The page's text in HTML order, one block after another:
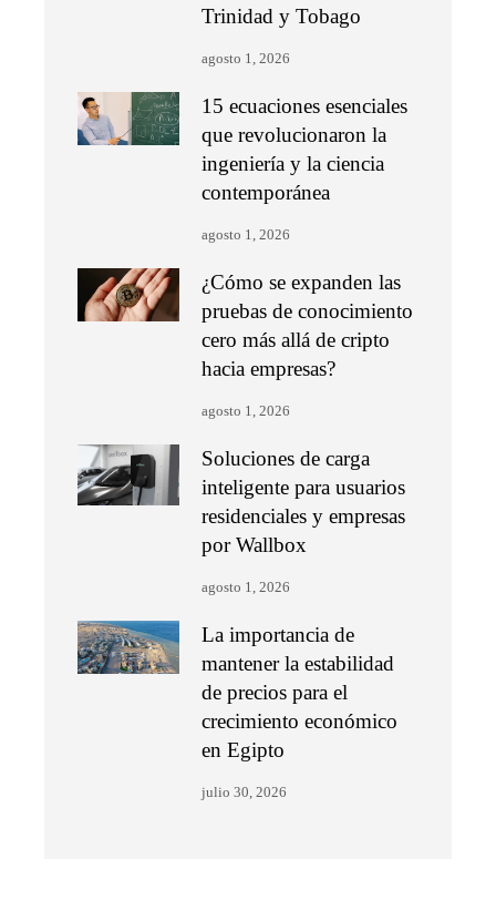
Trinidad y Tobago
agosto 1, 2026
15 ecuaciones esenciales
que revolucionaron la
ingeniería y la ciencia
contemporánea
agosto 1, 2026
¿Cómo se expanden las
pruebas de conocimiento
cero más allá de cripto
hacia empresas?
agosto 1, 2026
Soluciones de carga
inteligente para usuarios
residenciales y empresas
por Wallbox
agosto 1, 2026
La importancia de
mantener la estabilidad
de precios para el
crecimiento económico
en Egipto
julio 30, 2026